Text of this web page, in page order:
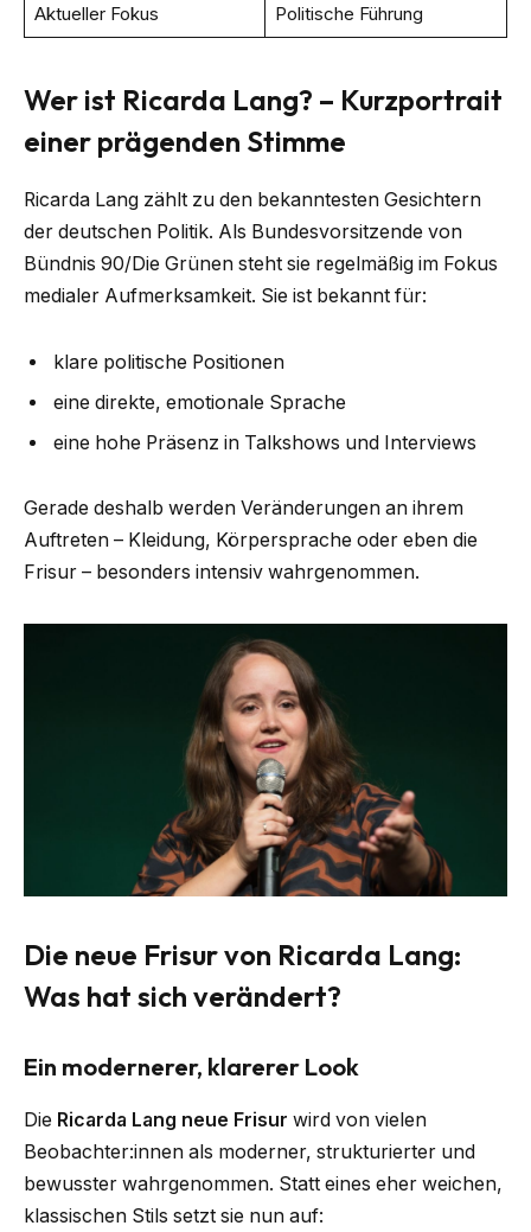
Aktueller Fokus Politische Führung
Wer ist Ricarda Lang? – Kurzportrait
einer prägenden Stimme
Ricarda Lang zählt zu den bekanntesten Gesichtern
der deutschen Politik. Als Bundesvorsitzende von
Bündnis 90/Die Grünen steht sie regelmäßig im Fokus
medialer Aufmerksamkeit. Sie ist bekannt für:
klare politische Positionen
eine direkte, emotionale Sprache
eine hohe Präsenz in Talkshows und Interviews
Gerade deshalb werden Veränderungen an ihrem
Auftreten – Kleidung, Körpersprache oder eben die
Frisur – besonders intensiv wahrgenommen.
Die neue Frisur von Ricarda Lang:
Was hat sich verändert?
Ein modernerer, klarerer Look
Die Ricarda Lang neue Frisur wird von vielen
Beobachter:innen als moderner, strukturierter und
bewusster wahrgenommen. Statt eines eher weichen,
klassischen Stils setzt sie nun auf: